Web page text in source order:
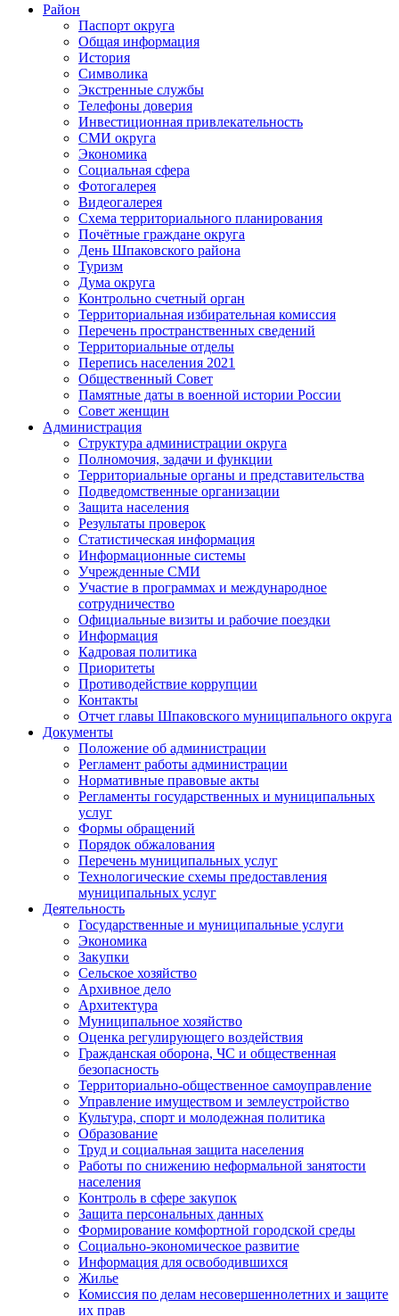
Район
Паспорт округа
Общая информация
История
Символика
Экстренные службы
Телефоны доверия
Инвестиционная привлекательность
СМИ округа
Экономика
Социальная сфера
Фотогалерея
Видеогалерея
Схема территориального планирования
Почётные граждане округа
День Шпаковского района
Туризм
Дума округа
Контрольно счетный орган
Территориальная избирательная комиссия
Перечень пространственных сведений
Территориальные отделы
Перепись населения 2021
Общественный Совет
Памятные даты в военной истории России
Совет женщин
Администрация
Структура администрации округа
Полномочия, задачи и функции
Территориальные органы и представительства
Подведомственные организации
Защита населения
Результаты проверок
Статистическая информация
Информационные системы
Учрежденные СМИ
Участие в программах и международное
сотрудничество
Официальные визиты и рабочие поездки
Информация
Кадровая политика
Приоритеты
Противодействие коррупции
Контакты
Отчет главы Шпаковского муниципального округа
Документы
Положение об администрации
Регламент работы администрации
Нормативные правовые акты
Регламенты государственных и муниципальных
услуг
Формы обращений
Порядок обжалования
Перечень муниципальных услуг
Технологические схемы предоставления
муниципальных услуг
Деятельность
Государственные и муниципальные услуги
Экономика
Закупки
Сельское хозяйство
Архивное дело
Архитектура
Муниципальное хозяйство
Оценка регулирующего воздействия
Гражданская оборона, ЧС и общественная
безопасность
Территориально-общественное самоуправление
Управление имуществом и землеустройство
Культура, спорт и молодежная политика
Образование
Труд и социальная защита населения
Работы по снижению неформальной занятости
населения
Контроль в сфере закупок
Защита персональных данных
Формирование комфортной городской среды
Социально-экономическое развитие
Информация для освободившихся
Жилье
Комиссия по делам несовершеннолетних и защите
их прав